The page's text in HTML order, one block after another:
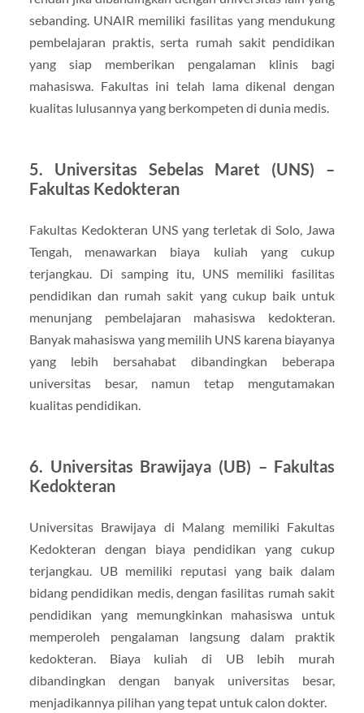
sebanding. UNAIR memiliki fasilitas yang mendukung
pembelajaran praktis, serta rumah sakit pendidikan
yang siap memberikan pengalaman klinis bagi
mahasiswa. Fakultas ini telah lama dikenal dengan
kualitas lulusannya yang berkompeten di dunia medis.
5. Universitas Sebelas Maret (UNS) –
Fakultas Kedokteran
Fakultas Kedokteran UNS yang terletak di Solo, Jawa
Tengah, menawarkan biaya kuliah yang cukup
terjangkau. Di samping itu, UNS memiliki fasilitas
pendidikan dan rumah sakit yang cukup baik untuk
menunjang pembelajaran mahasiswa kedokteran.
Banyak mahasiswa yang memilih UNS karena biayanya
yang lebih bersahabat dibandingkan beberapa
universitas besar, namun tetap mengutamakan
kualitas pendidikan.
6. Universitas Brawijaya (UB) – Fakultas
Kedokteran
Universitas Brawijaya di Malang memiliki Fakultas
Kedokteran dengan biaya pendidikan yang cukup
terjangkau. UB memiliki reputasi yang baik dalam
bidang pendidikan medis, dengan fasilitas rumah sakit
pendidikan yang memungkinkan mahasiswa untuk
memperoleh pengalaman langsung dalam praktik
kedokteran. Biaya kuliah di UB lebih murah
dibandingkan dengan banyak universitas besar,
menjadikannya pilihan yang tepat untuk calon dokter.